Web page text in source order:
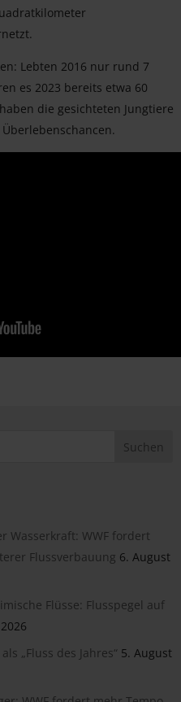
Lebten 2016 nur rund 7
es 2023 bereits etwa 60
die gesichteten Jungtiere
Wasserkraft: WWF fordert
Flussverbauung 6. August
Flüsse: Flusspegel auf
„Fluss des Jahres“ 5. August